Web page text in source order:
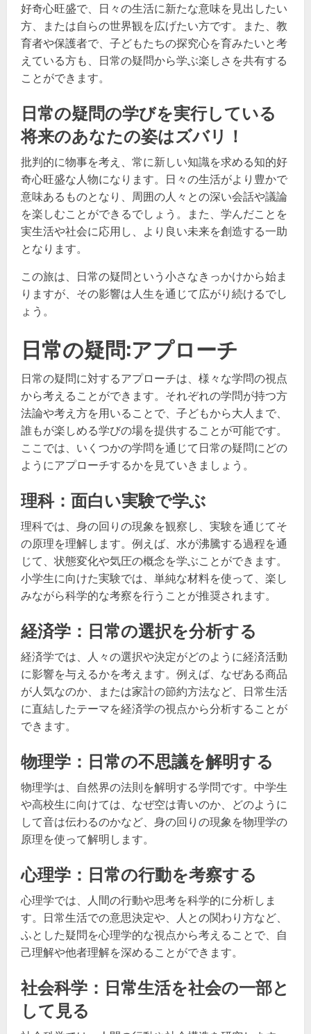
好奇心旺盛で、日々の生活に新たな意味を見出したい
方、または自らの世界観を広げたい方です。また、教
育者や保護者で、子どもたちの探究心を育みたいと考
えている方も、日常の疑問から学ぶ楽しさを共有する
ことができます。
日常の疑問の学びを実行している
将来のあなたの姿はズバリ！
批判的に物事を考え、常に新しい知識を求める知的好
奇心旺盛な人物になります。日々の生活がより豊かで
意味あるものとなり、周囲の人々との深い会話や議論
を楽しむことができるでしょう。また、学んだことを
実生活や社会に応用し、より良い未来を創造する一助
となります。
この旅は、日常の疑問という小さなきっかけから始ま
りますが、その影響は人生を通じて広がり続けるでし
ょう。
日常の疑問:アプローチ
日常の疑問に対するアプローチは、様々な学問の視点
から考えることができます。それぞれの学問が持つ方
法論や考え方を用いることで、子どもから大人まで、
誰もが楽しめる学びの場を提供することが可能です。
ここでは、いくつかの学問を通じて日常の疑問にどの
ようにアプローチするかを見ていきましょう。
理科：面白い実験で学ぶ
理科では、身の回りの現象を観察し、実験を通じてそ
の原理を理解します。例えば、水が沸騰する過程を通
じて、状態変化や気圧の概念を学ぶことができます。
小学生に向けた実験では、単純な材料を使って、楽し
みながら科学的な考察を行うことが推奨されます。
経済学：日常の選択を分析する
経済学では、人々の選択や決定がどのように経済活動
に影響を与えるかを考えます。例えば、なぜある商品
が人気なのか、または家計の節約方法など、日常生活
に直結したテーマを経済学の視点から分析することが
できます。
物理学：日常の不思議を解明する
物理学は、自然界の法則を解明する学問です。中学生
や高校生に向けては、なぜ空は青いのか、どのように
して音は伝わるのかなど、身の回りの現象を物理学の
原理を使って解明します。
心理学：日常の行動を考察する
心理学では、人間の行動や思考を科学的に分析しま
す。日常生活での意思決定や、人との関わり方など、
ふとした疑問を心理学的な視点から考えることで、自
己理解や他者理解を深めることができます。
社会科学：日常生活を社会の一部と
して見る